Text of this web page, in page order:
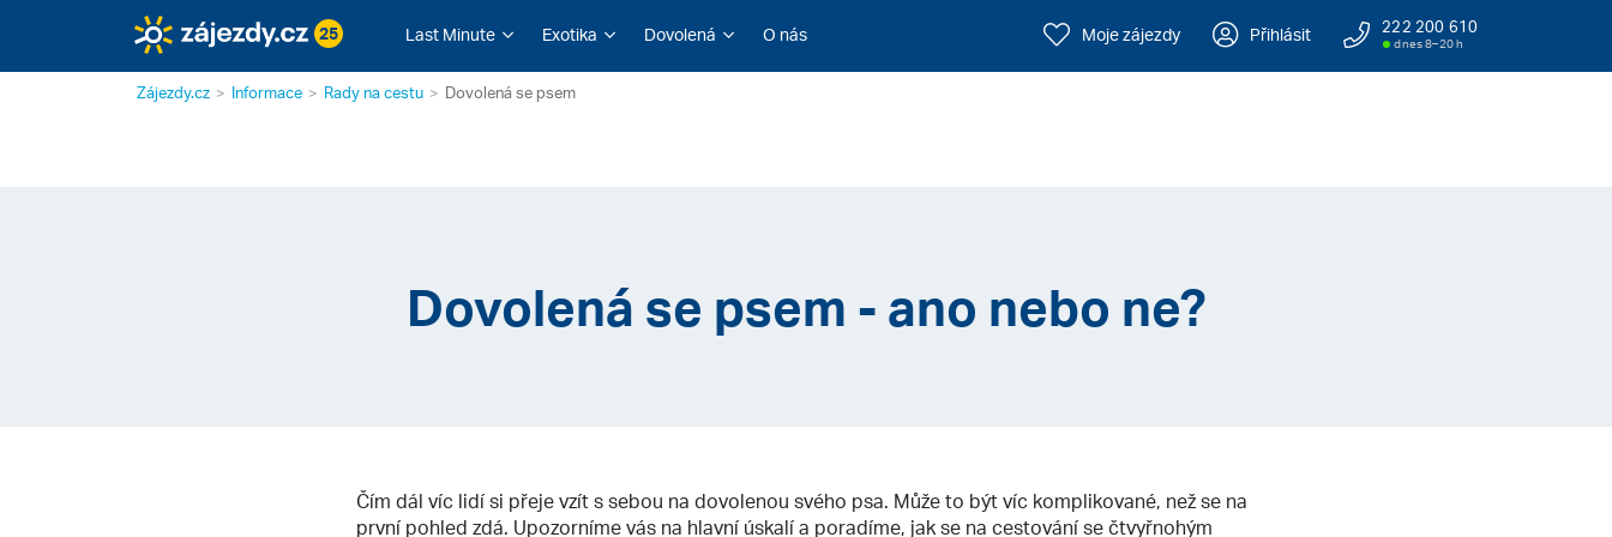
25 Last Minute Exotika Dovolená O nás Moje zájezdy Přihlásit 222 200 610
dnes 8–20 h
Zájezdy.cz Informace Rady na cestu Dovolená se psem
Dovolená se psem - ano nebo ne?
Čím dál víc lidí si přeje vzít s sebou na dovolenou svého psa. Může to být víc komplikované, než se na
první pohled zdá. Upozorníme vás na hlavní úskalí a poradíme, jak se na cestování se čtvyřnohým